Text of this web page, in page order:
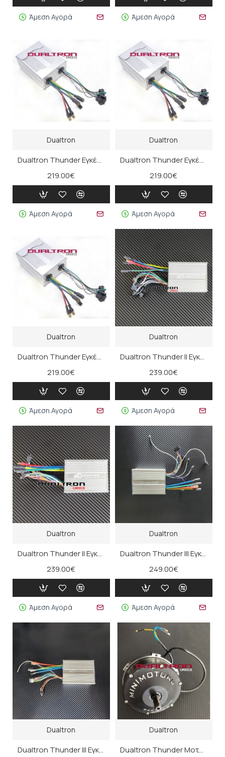
Άμεση Αγορά Άμεση Αγορά
Dualtron
Dualtron Thunder Εγκέφαλος ΑA
219.00€
Άμεση Αγορά
Dualtron
Dualtron Thunder Εγκέφαλος ΑB
219.00€
Άμεση Αγορά
Dualtron
Dualtron Thunder Εγκέφαλος ΑB (old)
219.00€
Άμεση Αγορά
Dualtron
Dualtron Thunder II Εγκέφαλος A-A
239.00€
Άμεση Αγορά
Dualtron
Dualtron Thunder II Εγκέφαλος A-B
239.00€
Άμεση Αγορά
Dualtron
Dualtron Thunder III Εγκέφαλος (A)
249.00€
Άμεση Αγορά
Dualtron
Dualtron Thunder III Εγκέφαλος (B)
Dualtron
Dualtron Thunder Μοτέρ